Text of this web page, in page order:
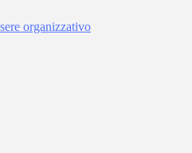
organizzativo